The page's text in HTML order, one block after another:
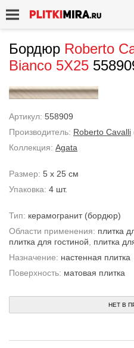
Бордюр Roberto
Bianco 5X25
Артикул: 558909
Производитель: Roberto Cavalli
Коллекция: Agata
Размер: 5 x 25 см
Упаковка: 4 шт.
Тип: керамогранит (бордюр)
Области применения: плитка
плитка для гостиной
плитка
Назначение: настенная плитка
Поверхность: матовая плитка
НЕТ В